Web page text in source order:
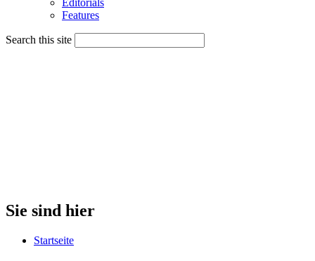
Editorials
Features
Search this site
Sie sind hier
Startseite